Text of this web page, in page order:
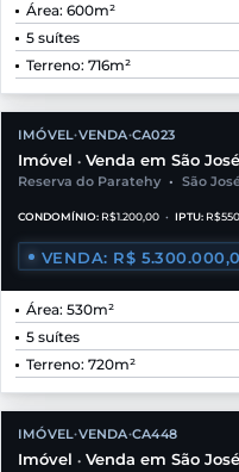
Área: 600m²
5 suítes
Terreno: 716m²
IMÓVEL•VENDA•CA023
Imóvel • Venda em São
Reserva do Paratehy • São
CONDOMÍNIO: R$1.200,00 • IPTU:
VENDA: R$
Área: 530m²
5 suítes
Terreno: 720m²
IMÓVEL•VENDA•CA448
Imóvel • Venda em São